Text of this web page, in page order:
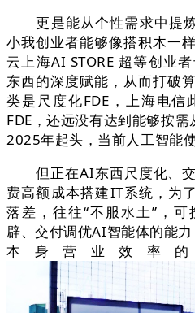
更是能从个性需求中提炼
小我创业者能够像搭积木一
云上海AI STORE 超等创业
东西的深度赋能，从而打破
类是尺度化FDE，上海电信
FDE，还远没有达到能够按需
2025年起头，当前人工智能使
但正在AI东西尺度化、交
费高额成本搭建IT系统，为
落差，往往“不服水土”，
辟、交付调优AI智能体的能
本身营业效率